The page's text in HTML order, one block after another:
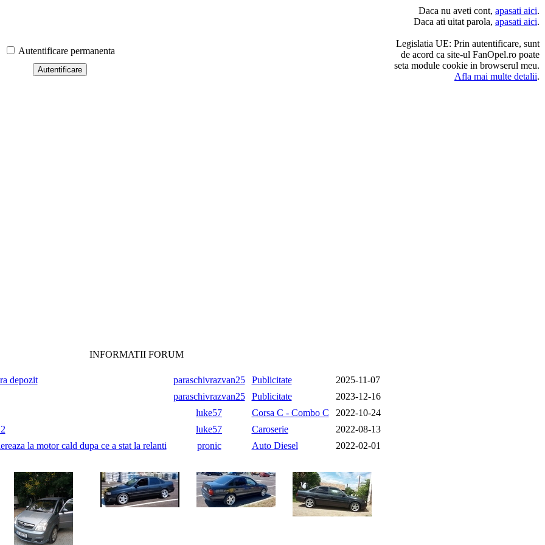
Daca nu aveti cont, apasati aici.
Daca ati uitat parola, apasati aici.
Legislatia UE: Prin autentificare, sunt
de acord ca site-ul FanOpel.ro poate
seta module cookie in browserul meu.
Afla mai multe detalii.
Autentificare permanenta
INFORMATII FORUM
depozit
paraschivrazvan25 Publicitate
2025-11-07
paraschivrazvan25 Publicitate
2023-12-16
luke57 Corsa C - Combo C
2022-10-24
luke57 Caroserie
2022-08-13
la motor cald dupa ce a stat la relanti
pronic Auto Diesel
2022-02-01